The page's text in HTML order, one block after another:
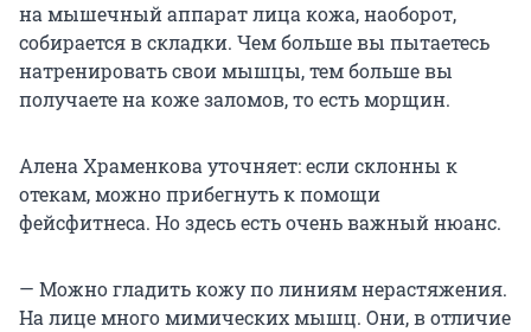
на мышечный аппарат лица кожа, наоборот,
собирается в складки. Чем больше вы пытаетесь
натренировать свои мышцы, тем больше вы
получаете на коже заломов, то есть морщин.
Алена Храменкова уточняет: если склонны к
отекам, можно прибегнуть к помощи
фейсфитнеса. Но здесь есть очень важный нюанс.
— Можно гладить кожу по линиям нерастяжения.
На лице много мимических мышц. Они, в отличие